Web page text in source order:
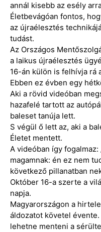
annál kisebb az esély
Életbevágóan fontos,
az újraélesztés
tudást.
Az Országos
a laikus újraélesztés
16-án külön is felhívja rá
Ebben ez évben egy
Aki a rövid videóban
hazafelé tartott az
baleset tanúja lett.
S végül ő lett az, aki a
Életet mentett.
A videóban így fogalmaz:
magamnak: én ez nem
következő pillanatban
Október 16-a szerte a
napja.
Magyarországon a
áldozatot követel
lehetne menteni a